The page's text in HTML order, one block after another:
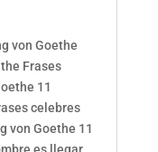
von Goethe
Frases
11
celebres
von Goethe 11